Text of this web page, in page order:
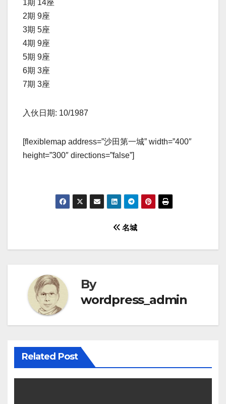
1期 14座
2期 9座
3期 5座
4期 9座
5期 9座
6期 3座
7期 3座
入伙日期: 10/1987
[flexiblemap address=”沙田第一城” width=”400″
height=”300″ directions=”false”]
navigation
名城
By
wordpress_admin
Related Post